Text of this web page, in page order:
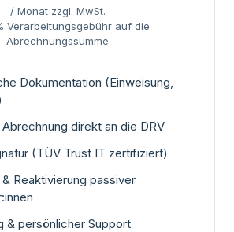
/ Monat zzgl. MwSt.
Verarbeitungsgebühr auf die
Abrechnungssumme
Dokumentation (Einweisung,
direkt an die DRV
(TÜV Trust IT zertifiziert)
Reaktivierung passiver
& persönlicher Support